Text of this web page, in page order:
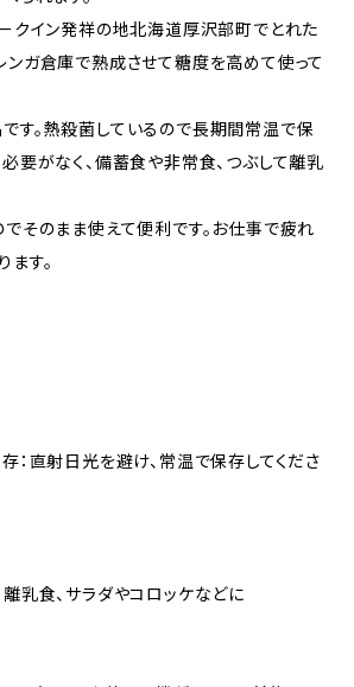
クイン発祥の地北海道厚沢部町でとれた
ンガ倉庫で熟成させて糖度を高めて使って
す。熱殺菌しているので長期間常温で保
要がなく、備蓄食や非常食、つぶして離乳
そのまま使えて便利です。お仕事で疲れ
す。
：直射日光を避け、常温で保存してくださ
乳食、サラダやコロッケなどに